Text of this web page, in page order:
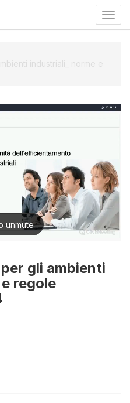
industriali_ norme e
gli ambienti
regole